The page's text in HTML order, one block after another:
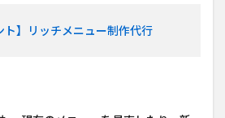
ト】リッチメニュー制作代行